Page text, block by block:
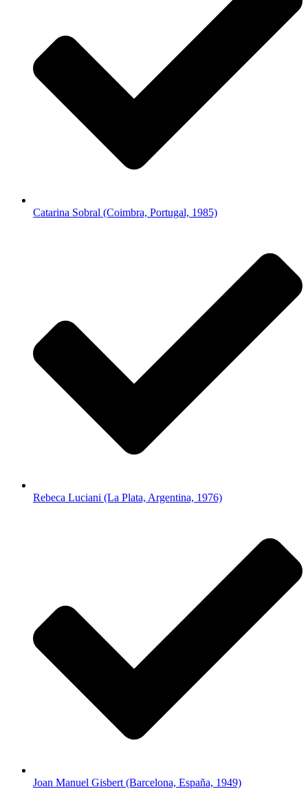
Catarina Sobral (Coimbra, Portugal, 1985)
Rebeca Luciani (La Plata, Argentina, 1976)
Joan Manuel Gisbert (Barcelona, España, 1949)